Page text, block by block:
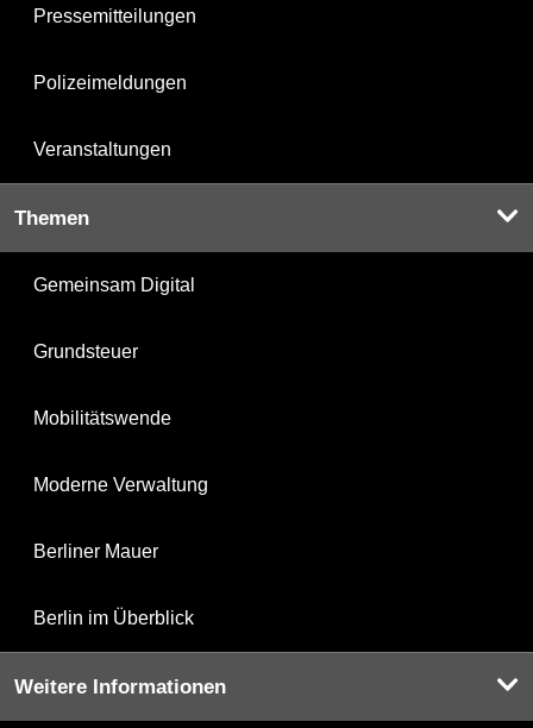
Pressemitteilungen
Polizeimeldungen
Veranstaltungen
Themen
Gemeinsam Digital
Grundsteuer
Mobilitätswende
Moderne Verwaltung
Berliner Mauer
Berlin im Überblick
Weitere Informationen